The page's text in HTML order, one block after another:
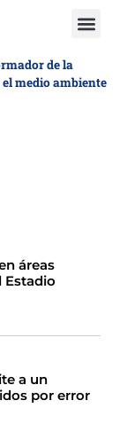
de la
medio ambiente
áreas
Estadio
a un
por error